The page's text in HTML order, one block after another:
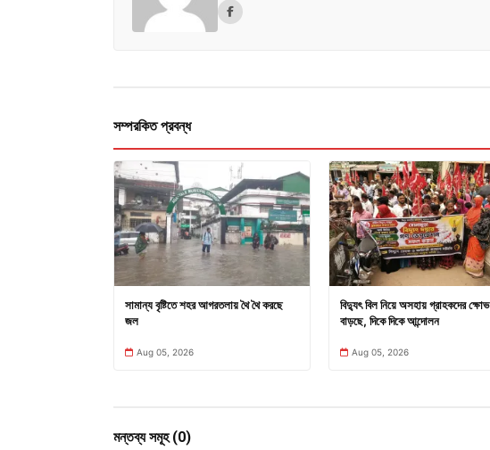
সম্পরকিত প্রবন্ধ
সামান্য বৃষ্টিতে শহর আগরতলায় থৈ থৈ করছে
জল
Aug 05, 2026
বিদ্যুৎ বিল নিয়ে অসহায় গ্রাহকদের ক্ষোভ
বাড়ছে, দিকে দিকে আন্দোলন
Aug 05, 2026
মন্তব্য সমূহ (0)